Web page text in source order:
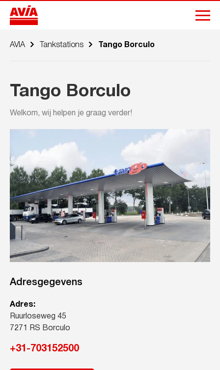
AVIA Tankstations Tango Borculo
Tango Borculo
Welkom, wij helpen je graag verder!
Adresgegevens
Adres:
Ruurloseweg 45
7271 RS Borculo
+31-703152500